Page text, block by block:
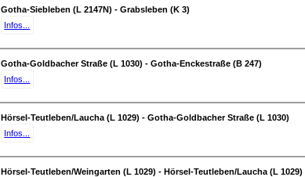
Gotha-Siebleben (L 2147N) - Grabsleben (K 3)
Infos...
Gotha-Goldbacher Straße (L 1030) - Gotha-Enckestraße (B 247)
Infos...
Hörsel-Teutleben/Laucha (L 1029) - Gotha-Goldbacher Straße (L 1030)
Infos...
Hörsel-Teutleben/Weingarten (L 1029) - Hörsel-Teutleben/Laucha (L 1029)